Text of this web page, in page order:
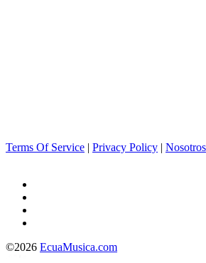
Terms Of Service | Privacy Policy | Nosotros
©2026 EcuaMusica.com